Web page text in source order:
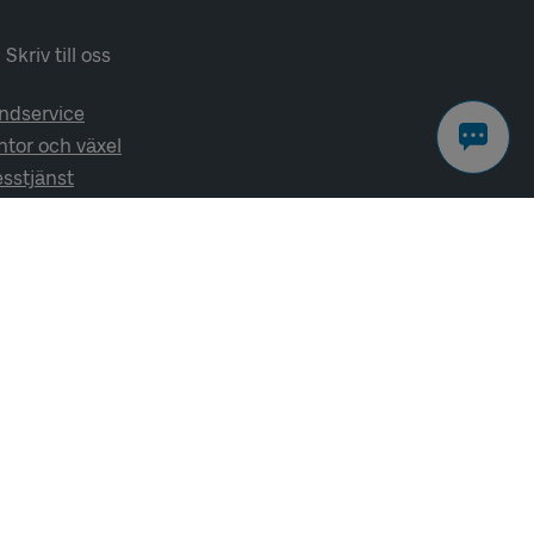
Skriv till oss
och växel